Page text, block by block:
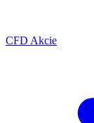
CFD Akcie